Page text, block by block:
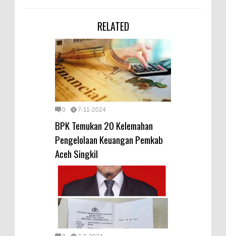
RELATED
0 7-11-2024
BPK Temukan 20 Kelemahan
Pengelolaan Keuangan Pemkab
Aceh Singkil